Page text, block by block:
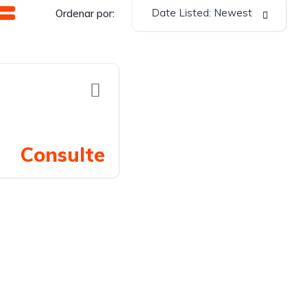
Ordenar por: Date Listed: Newest
Consulte